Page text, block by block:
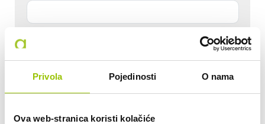
Privola Pojedinosti O nama
Ova web-stranica koristi kolačiće
do 2.500 km
do 3.000 km
do 3.500 km